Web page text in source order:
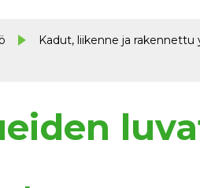
Kadut, liikenne ja rakennettu